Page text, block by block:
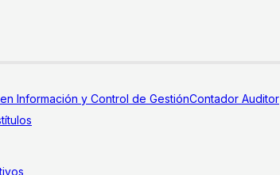
Información y Control de GestiónContador Auditor